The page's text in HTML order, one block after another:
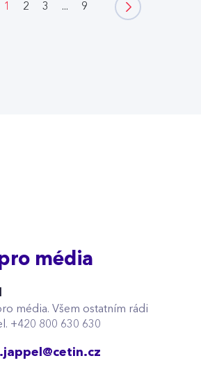
1 2 3 ... 9
média
média. Všem ostatním rádi
+420 800 630 630